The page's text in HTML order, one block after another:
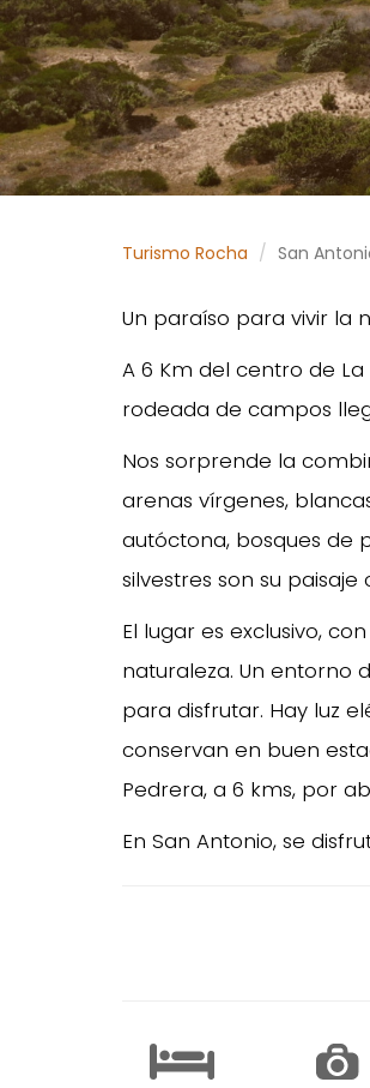
Turismo Rocha San
Un paraíso para vivir la
A 6 Km del centro de
rodeada de campos
Nos sorprende la
arenas vírgenes,
autóctona, bosques de
silvestres son su
El lugar es exclusivo,
naturaleza. Un entorno
para disfrutar. Hay luz
conservan en buen
Pedrera, a 6 kms, por
En San Antonio, se